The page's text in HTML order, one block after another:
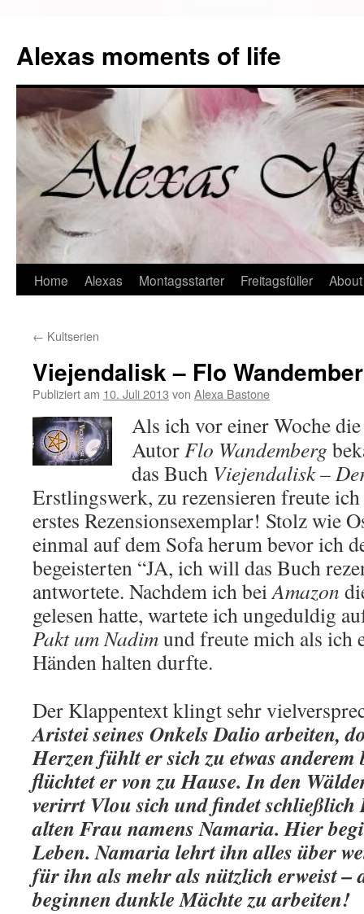
Alexas moments of life
Zum
springen
Home Alexas Montagsstarter Freitagsfüller
← Kultserien
Viejendalisk – Flo
Publiziert am 10. Juli 2013 von Alexa Bastone
Als ich vor einer Woche
AutorFlo Wandemberg
das Buch Viejendalisk –
Erstlingswerk, zu rezensieren freute
erstes Rezensionsexemplar! Stolz wie
einmal auf dem Sofa herum bevor ich
begeisterten “JA, ich will das Buch
antwortete. Nachdem ich beiAmazon
gelesen hatte, wartete ich ungeduldig
Pakt um Nadimund freute mich als ich
Händen halten durfte.
Der Klappentext klingt sehr
Aristei seines Onkels Dalio arbeiten,
Herzen fühlt er sich zu etwas
flüchtet er von zu Hause. In den
verirrt Vlou sich und findet
alten Frau namens Namaria. Hier
Leben. Namaria lehrt ihn alles über
für ihn als mehr als nützlich erweist –
beginnen dunkle Mächte zu arbeiten!